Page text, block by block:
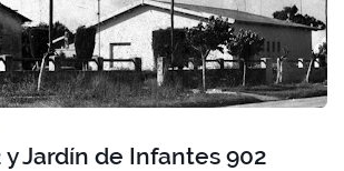
y Jardín de Infantes 902